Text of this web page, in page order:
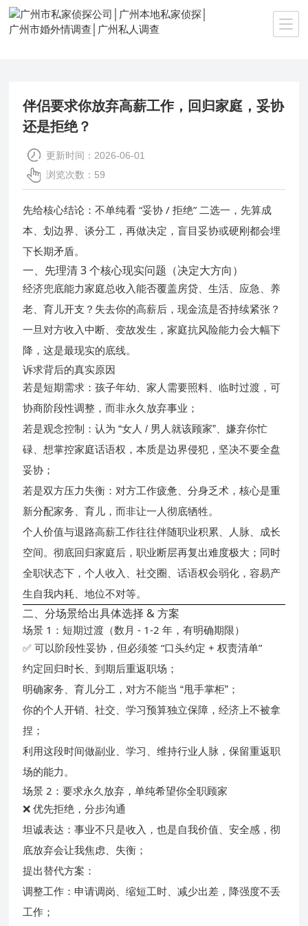
首页
伴侣要求你放弃高薪工作，回归家庭，妥协
还是拒绝？
更新时间：2026-06-01
浏览次数：59
先给核心结论：不单纯看 “妥协 / 拒绝” 二选一，先算成
本、划边界、谈分工，再做决定 ，盲目妥协或硬刚都会埋
下长期矛盾。
一、先理清 3 个核心现实问题（决定大方向）
经济兜底能力家庭总收入能否覆盖房贷、生活、应急、养
老、育儿开支？失去你的高薪后，现金流是否持续紧张？
一旦对方收入中断、变故发生，家庭抗风险能力会大幅下
降，这是最现实的底线。
诉求背后的真实原因
若是短期需求 ：孩子年幼、家人需要照料、临时过渡，可
协商阶段性调整，而非永久放弃事业；
若是观念控制 ：认为 “女人 / 男人就该顾家”、嫌弃你忙
碌、想掌控家庭话语权，本质是边界侵犯，坚决不要全盘
妥协；
若是双方压力失衡 ：对方工作疲惫、分身乏术，核心是重
新分配家务、育儿，而非让一人彻底牺牲。
个人价值与退路高薪工作往往伴随职业积累、人脉、成长
空间。彻底回归家庭后，职业断层再复出难度极大 ；同时
全职状态下，个人收入、社交圈、话语权会弱化，容易产
生自我内耗、地位不对等。
二、分场景给出具体选择 & 方案
场景 1：短期过渡（数月 - 1-2 年，有明确期限）
✅可以阶段性妥协，但必须签 “口头约定 + 权责清单”
约定回归时长、到期后重返职场；
明确家务、育儿分工，对方不能当 “甩手掌柜”；
你的个人开销、社交、学习预算独立保障，经济上不被拿
捏；
利用这段时间做副业、学习、维持行业人脉，保留重返职
场的能力。
场景 2：要求永久放弃，单纯希望你全职顾家
❌优先拒绝，分步沟通
坦诚表达：事业不只是收入，也是自我价值、安全感，彻
底放弃会让我焦虑、失衡；
提出替代方案：
调整工作：申请调岗、缩短工时、减少出差， 降强度不丢
工作 ；